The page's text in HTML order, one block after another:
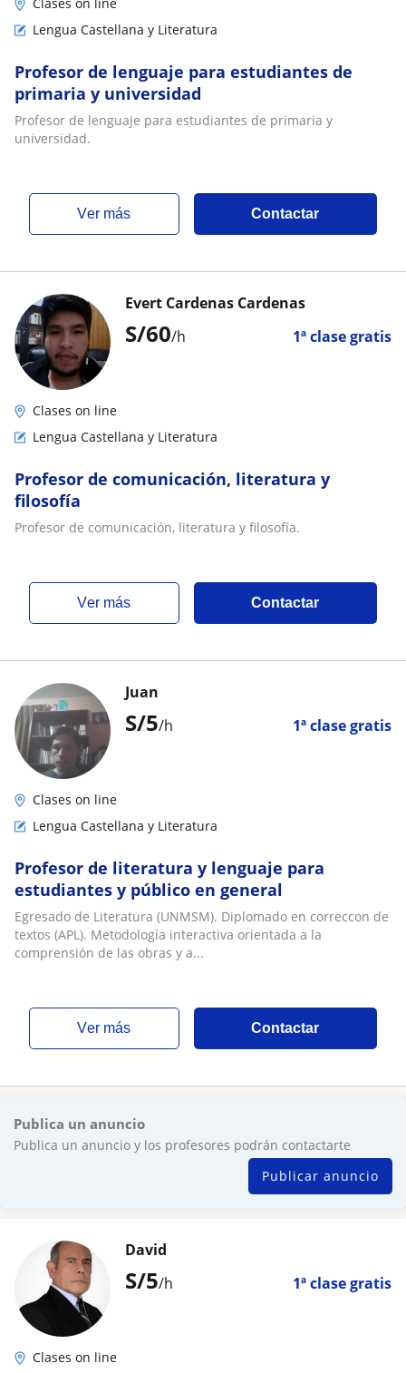
Lengua Castellana y Literatura
Profesor de lenguaje para estudiantes de
primaria y universidad
Profesor de lenguaje para estudiantes de primaria y
universidad.
ver más Contactar
S/60/h 1ª clase gratis
Evert Cardenas Cardenas
Clases on line
Lengua Castellana y Literatura
Profesor de comunicación, literatura y
filosofía
Profesor de comunicación, literatura y filosofía.
ver más Contactar
S/5/h 1ª clase gratis
Juan
Clases on line
Lengua Castellana y Literatura
Profesor de literatura y lenguaje para
estudiantes y público en general
Egresado de Literatura (UNMSM). Diplomado en correccon de
textos (APL). Metodología interactiva orientada a la
comprensión de las obras y a...
ver más Contactar
Publica un anuncio
Publica un anuncio y los profesores podrán contactarte
Publicar anuncio
S/5/h 1ª clase gratis
David
Clases on line